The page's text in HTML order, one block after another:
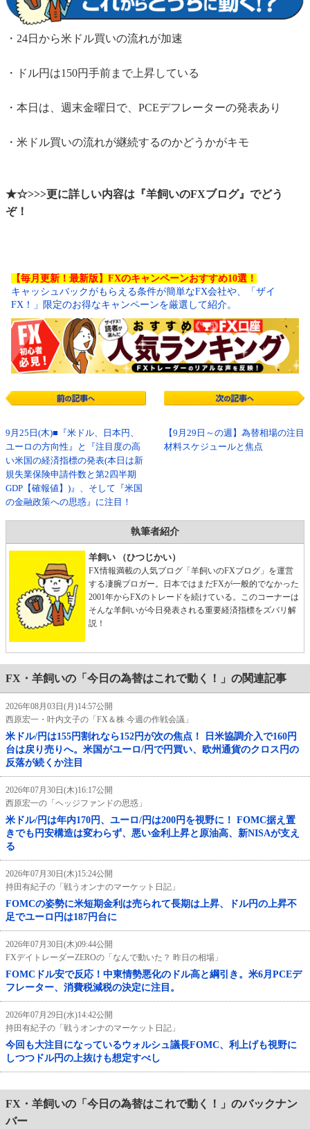
・24日から米ドル買いの流れが加速
・ドル円は150円手前まで上昇している
・本日は、週末金曜日で、PCEデフレーターの発表あり
・米ドル買いの流れが継続するのかどうかがキモ
★☆>>>更に詳しい内容は『羊飼いのFXブログ』でどう
ぞ！
【毎月更新！最新版】FXのキャンペーンおすすめ10選！
キャッシュバックがもらえる条件が簡単なFX会社や、「ザイ
FX！」限定のお得なキャンペーンを厳選して紹介。
9月25日(木)■『米ドル、日本円、
ユーロの方向性』と『注目度の高
い米国の経済指標の発表(本日は新
規失業保険申請件数と第2四半期
GDP【確報値】)』、そして『米国
の金融政策への思惑』に注目！
【9月29日～の週】為替相場の注目
材料スケジュールと焦点
執筆者紹介
羊飼い （ひつじかい）
FX情報満載の人気ブログ「羊飼いのFXブログ」を運営
する凄腕ブロガー。日本ではまだFXが一般的でなかった
2001年からFXのトレードを続けている。このコーナーは
そんな羊飼いが今日発表される重要経済指標をズバリ解
説！
FX・羊飼いの「今日の為替はこれで動く！」の関連記事
2026年08月03日(月)14:57公開
西原宏一・叶内文子の「FX＆株 今週の作戦会議」
米ドル/円は155円割れなら152円が次の焦点！ 日米協調介入で160円
台は戻り売りへ。米国がユーロ/円で円買い、欧州通貨のクロス円の
反落が続くか注目
2026年07月30日(木)16:17公開
西原宏一の「ヘッジファンドの思惑」
米ドル/円は年内170円、ユーロ/円は200円を視野に！ FOMC据え置
きでも円安構造は変わらず、悪い金利上昇と原油高、新NISAが支え
る
2026年07月30日(木)15:24公開
持田有紀子の「戦うオンナのマーケット日記」
FOMCの姿勢に米短期金利は売られて長期は上昇、ドル円の上昇不
足でユーロ円は187円台に
2026年07月30日(木)09:44公開
FXデイトレーダーZEROの「なんで動いた？ 昨日の相場」
FOMCドル安で反応！中東情勢悪化のドル高と綱引き。米6月PCEデ
フレーター、消費税減税の決定に注目。
2026年07月29日(水)14:42公開
持田有紀子の「戦うオンナのマーケット日記」
今回も大注目になっているウォルシュ議長FOMC、利上げも視野に
しつつドル円の上抜けも想定すべし
FX・羊飼いの「今日の為替はこれで動く！」のバックナン
バー